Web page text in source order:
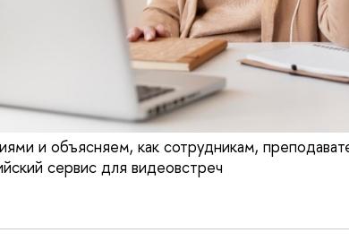
и объясняем, как сотрудникам,
сервис для видеовстреч